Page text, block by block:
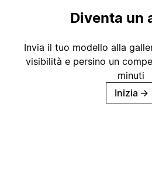
Diventa un
Invia il tuo modello alla
visibilità e persino un
minuti
Inizia →